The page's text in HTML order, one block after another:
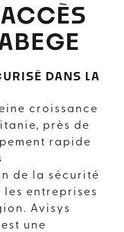
DANS LA
croissance
près de
rapide
de la sécurité
les entreprises
Avisys
une